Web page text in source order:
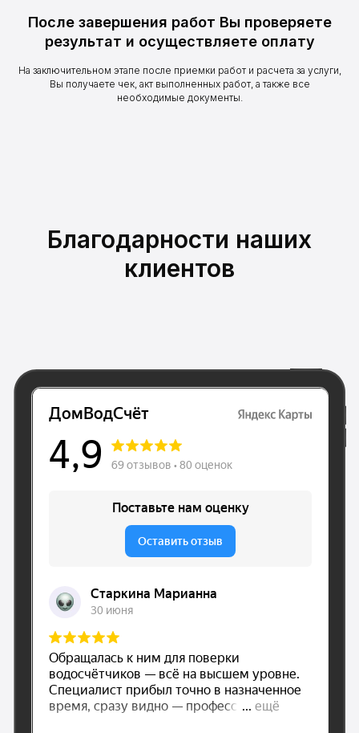
После завершения работ Вы проверяете
результат и осуществляете оплату
На заключительном этапе после приемки работ и расчета за услуги,
Вы получаете чек, акт выполненных работ, а также все
необходимые документы.
Благодарности наших
клиентов
ИНН: 772738189630
ОГРН: 318774600115715
Оставить заявку
Оставьте заявку и наш
оператор свяжется
с Вами в ближайшее
время
установка
или замена